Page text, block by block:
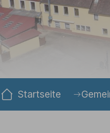
Startseite